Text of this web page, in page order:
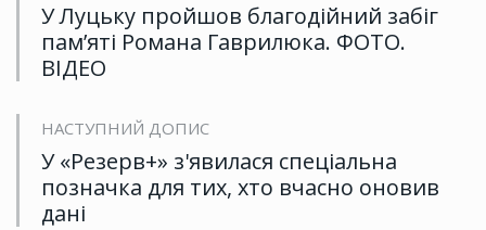
У Луцьку пройшов благодійний забіг
пам’яті Романа Гаврилюка. ФОТО.
ВІДЕО
НАСТУПНИЙ ДОПИС
У «Резерв+» з'явилася спеціальна
позначка для тих, хто вчасно оновив
дані